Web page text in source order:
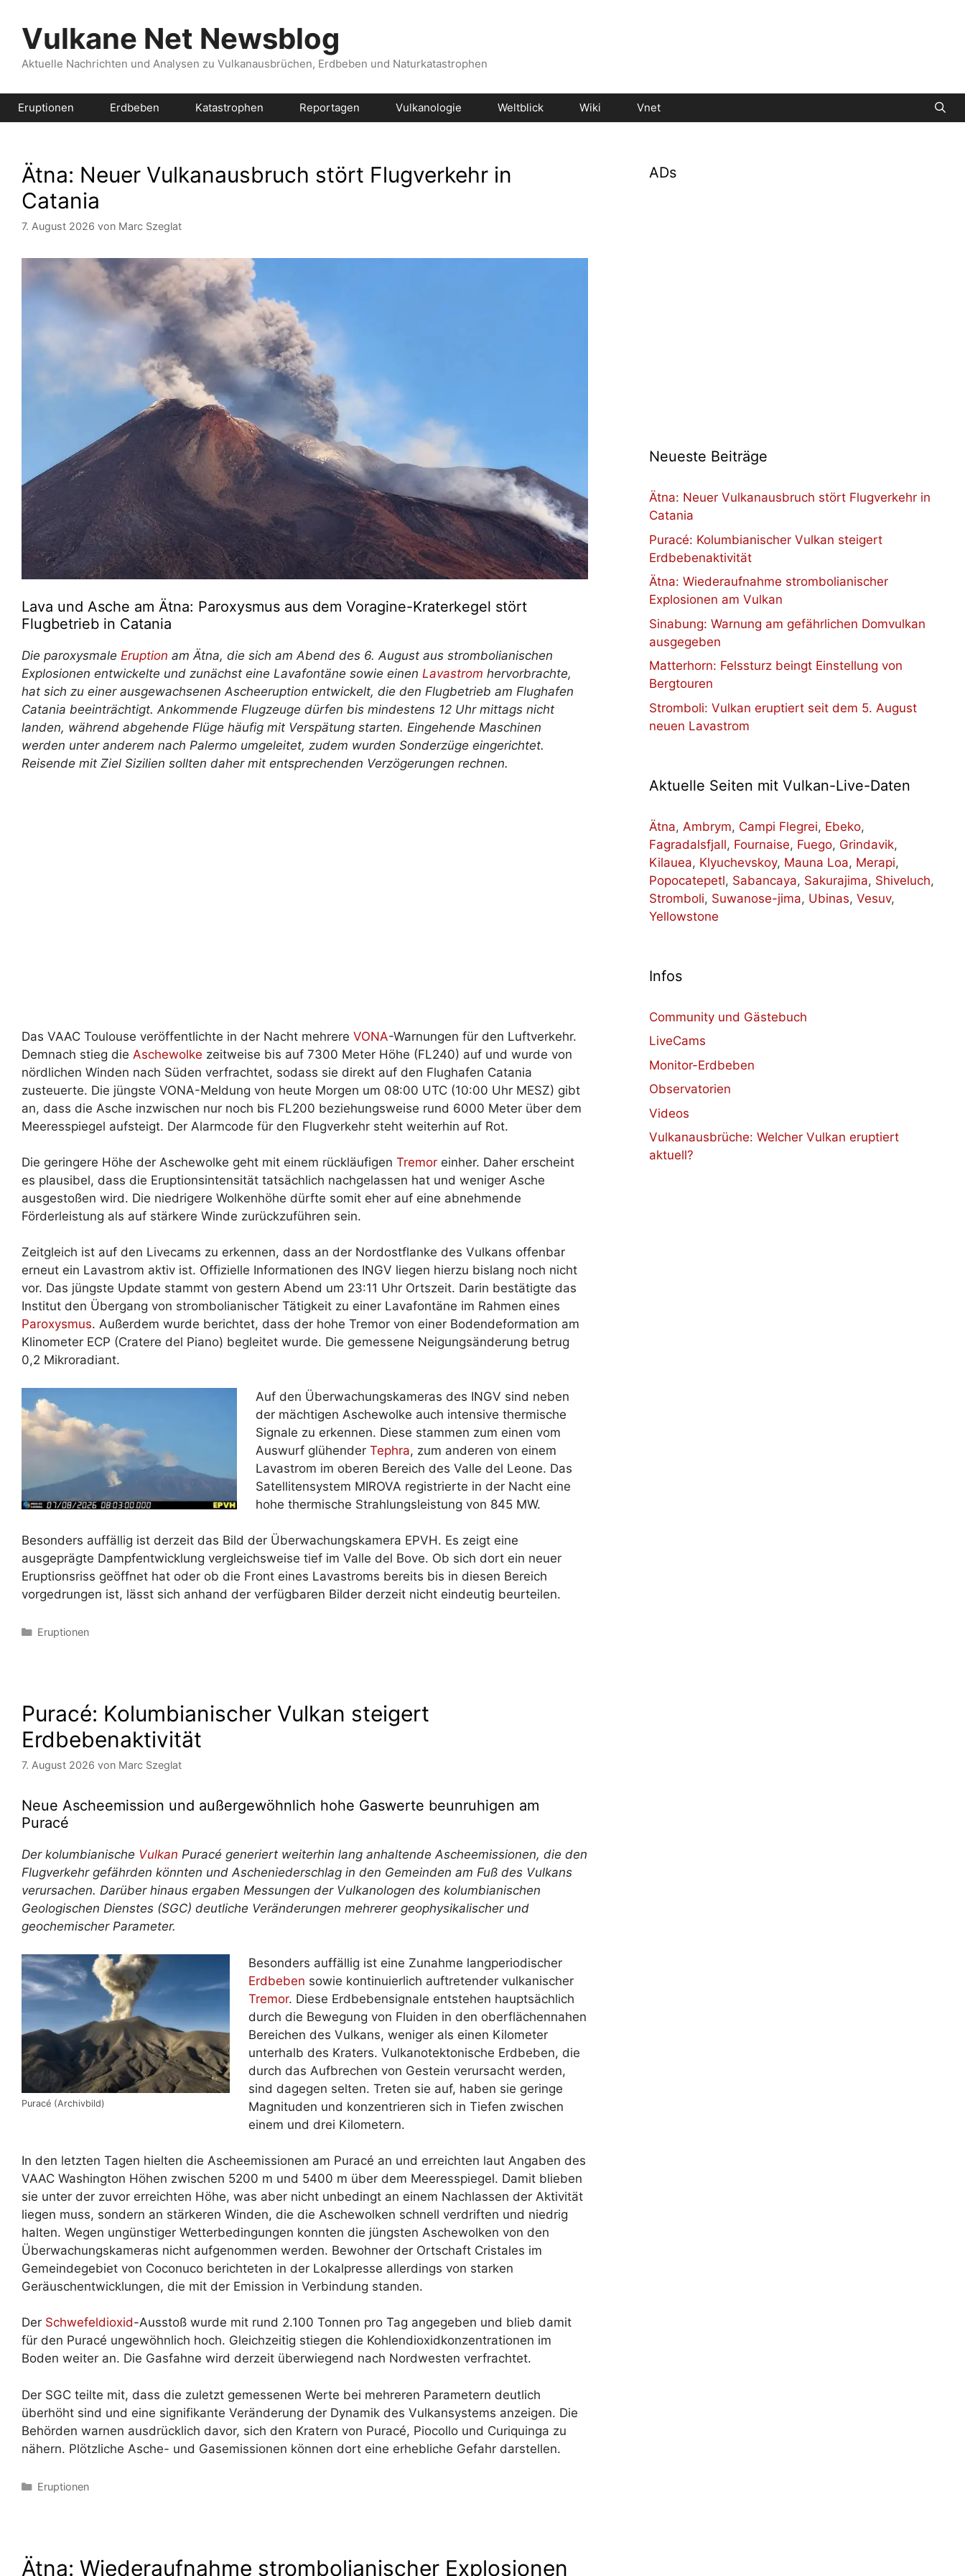
Inhalt
springenVulkane Net Newsblog
Aktuelle Nachrichten und Analysen zu Vulkanausbrüchen, Erdbeben und Naturkatastrophen
Eruptionen Erdbeben Katastrophen Reportagen Vulkanologie Weltblick Wiki Vnet
Ätna: Neuer Vulkanausbruch stört Flugverkehr in
Catania
7. August 2026 von Marc Szeglat
Lava und Asche am Ätna: Paroxysmus aus dem Voragine-Kraterkegel stört
Flugbetrieb in Catania
Die paroxysmale Eruption am Ätna, die sich am Abend des 6. August aus strombolianischen
Explosionen entwickelte und zunächst eine Lavafontäne sowie einen Lavastrom hervorbrachte,
hat sich zu einer ausgewachsenen Ascheeruption entwickelt, die den Flugbetrieb am Flughafen
Catania beeinträchtigt. Ankommende Flugzeuge dürfen bis mindestens 12 Uhr mittags nicht
landen, während abgehende Flüge häufig mit Verspätung starten. Eingehende Maschinen
werden unter anderem nach Palermo umgeleitet, zudem wurden Sonderzüge eingerichtet.
Reisende mit Ziel Sizilien sollten daher mit entsprechenden Verzögerungen rechnen.
Das VAAC Toulouse veröffentlichte in der Nacht mehrere VONA-Warnungen für den Luftverkehr.
Demnach stieg die Aschewolke zeitweise bis auf 7300 Meter Höhe (FL240) auf und wurde von
nördlichen Winden nach Süden verfrachtet, sodass sie direkt auf den Flughafen Catania
zusteuerte. Die jüngste VONA-Meldung von heute Morgen um 08:00 UTC (10:00 Uhr MESZ) gibt
an, dass die Asche inzwischen nur noch bis FL200 beziehungsweise rund 6000 Meter über dem
Meeresspiegel aufsteigt. Der Alarmcode für den Flugverkehr steht weiterhin auf Rot.
Die geringere Höhe der Aschewolke geht mit einem rückläufigen Tremor einher. Daher erscheint
es plausibel, dass die Eruptionsintensität tatsächlich nachgelassen hat und weniger Asche
ausgestoßen wird. Die niedrigere Wolkenhöhe dürfte somit eher auf eine abnehmende
Förderleistung als auf stärkere Winde zurückzuführen sein.
Zeitgleich ist auf den Livecams zu erkennen, dass an der Nordostflanke des Vulkans offenbar
erneut ein Lavastrom aktiv ist. Offizielle Informationen des INGV liegen hierzu bislang noch nicht
vor. Das jüngste Update stammt von gestern Abend um 23:11 Uhr Ortszeit. Darin bestätigte das
Institut den Übergang von strombolianischer Tätigkeit zu einer Lavafontäne im Rahmen eines
Paroxysmus. Außerdem wurde berichtet, dass der hohe Tremor von einer Bodendeformation am
Klinometer ECP (Cratere del Piano) begleitet wurde. Die gemessene Neigungsänderung betrug
0,2 Mikroradiant.
Auf den Überwachungskameras des INGV sind neben
der mächtigen Aschewolke auch intensive thermische
Signale zu erkennen. Diese stammen zum einen vom
Auswurf glühender Tephra, zum anderen von einem
Lavastrom im oberen Bereich des Valle del Leone. Das
Satellitensystem MIROVA registrierte in der Nacht eine
hohe thermische Strahlungsleistung von 845 MW.
Besonders auffällig ist derzeit das Bild der Überwachungskamera EPVH. Es zeigt eine
ausgeprägte Dampfentwicklung vergleichsweise tief im Valle del Bove. Ob sich dort ein neuer
Eruptionsriss geöffnet hat oder ob die Front eines Lavastroms bereits bis in diesen Bereich
vorgedrungen ist, lässt sich anhand der verfügbaren Bilder derzeit nicht eindeutig beurteilen.
Kategorien
Eruptionen
Puracé: Kolumbianischer Vulkan steigert
Erdbebenaktivität
7. August 2026 von Marc Szeglat
Neue Ascheemission und außergewöhnlich hohe Gaswerte beunruhigen am
Puracé
Der kolumbianische Vulkan Puracé generiert weiterhin lang anhaltende Ascheemissionen, die den
Flugverkehr gefährden könnten und Ascheniederschlag in den Gemeinden am Fuß des Vulkans
verursachen. Darüber hinaus ergaben Messungen der Vulkanologen des kolumbianischen
Geologischen Dienstes (SGC) deutliche Veränderungen mehrerer geophysikalischer und
geochemischer Parameter.
Puracé (Archivbild)
Besonders auffällig ist eine Zunahme langperiodischer
Erdbeben sowie kontinuierlich auftretender vulkanischer
Tremor. Diese Erdbebensignale entstehen hauptsächlich
durch die Bewegung von Fluiden in den oberflächennahen
Bereichen des Vulkans, weniger als einen Kilometer
unterhalb des Kraters. Vulkanotektonische Erdbeben, die
durch das Aufbrechen von Gestein verursacht werden,
sind dagegen selten. Treten sie auf, haben sie geringe
Magnituden und konzentrieren sich in Tiefen zwischen
einem und drei Kilometern.
In den letzten Tagen hielten die Ascheemissionen am Puracé an und erreichten laut Angaben des
VAAC Washington Höhen zwischen 5200 m und 5400 m über dem Meeresspiegel. Damit blieben
sie unter der zuvor erreichten Höhe, was aber nicht unbedingt an einem Nachlassen der Aktivität
liegen muss, sondern an stärkeren Winden, die die Aschewolken schnell verdriften und niedrig
halten. Wegen ungünstiger Wetterbedingungen konnten die jüngsten Aschewolken von den
Überwachungskameras nicht aufgenommen werden. Bewohner der Ortschaft Cristales im
Gemeindegebiet von Coconuco berichteten in der Lokalpresse allerdings von starken
Geräuschentwicklungen, die mit der Emission in Verbindung standen.
Der Schwefeldioxid-Ausstoß wurde mit rund 2.100 Tonnen pro Tag angegeben und blieb damit
für den Puracé ungewöhnlich hoch. Gleichzeitig stiegen die Kohlendioxidkonzentrationen im
Boden weiter an. Die Gasfahne wird derzeit überwiegend nach Nordwesten verfrachtet.
Der SGC teilte mit, dass die zuletzt gemessenen Werte bei mehreren Parametern deutlich
überhöht sind und eine signifikante Veränderung der Dynamik des Vulkansystems anzeigen. Die
Behörden warnen ausdrücklich davor, sich den Kratern von Puracé, Piocollo und Curiquinga zu
nähern. Plötzliche Asche- und Gasemissionen können dort eine erhebliche Gefahr darstellen.
Kategorien
Eruptionen
Ätna: Wiederaufnahme strombolianischer Explosionen
ADs
Neueste Beiträge
Ätna: Neuer Vulkanausbruch stört Flugverkehr in
Catania
Puracé: Kolumbianischer Vulkan steigert
Erdbebenaktivität
Ätna: Wiederaufnahme strombolianischer
Explosionen am Vulkan
Sinabung: Warnung am gefährlichen Domvulkan
ausgegeben
Matterhorn: Felssturz beingt Einstellung von
Bergtouren
Stromboli: Vulkan eruptiert seit dem 5. August
neuen Lavastrom
Aktuelle Seiten mit Vulkan-Live-Daten
Ätna, Ambrym, Campi Flegrei, Ebeko,
Fagradalsfjall, Fournaise, Fuego, Grindavik,
Kilauea, Klyuchevskoy, Mauna Loa, Merapi,
Popocatepetl, Sabancaya, Sakurajima, Shiveluch,
Stromboli, Suwanose-jima, Ubinas, Vesuv,
Yellowstone
Infos
Community und Gästebuch
LiveCams
Monitor-Erdbeben
Observatorien
Videos
Vulkanausbrüche: Welcher Vulkan eruptiert
aktuell?